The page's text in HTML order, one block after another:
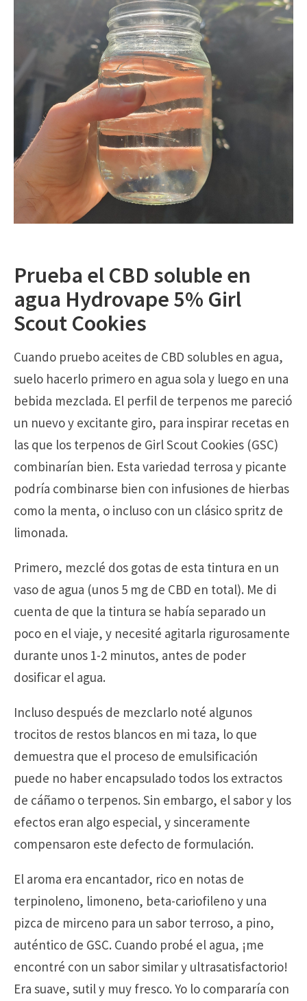
Prueba el CBD soluble en
agua Hydrovape 5% Girl
Scout Cookies
Cuando pruebo aceites de CBD solubles en agua,
suelo hacerlo primero en agua sola y luego en una
bebida mezclada. El perfil de terpenos me pareció
un nuevo y excitante giro, para inspirar recetas en
las que los terpenos de Girl Scout Cookies (GSC)
combinarían bien. Esta variedad terrosa y picante
podría combinarse bien con infusiones de hierbas
como la menta, o incluso con un clásico spritz de
limonada.
Primero, mezclé dos gotas de esta tintura en un
vaso de agua (unos 5 mg de CBD en total). Me di
cuenta de que la tintura se había separado un
poco en el viaje, y necesité agitarla rigurosamente
durante unos 1-2 minutos, antes de poder
dosificar el agua.
Incluso después de mezclarlo noté algunos
trocitos de restos blancos en mi taza, lo que
demuestra que el proceso de emulsificación
puede no haber encapsulado todos los extractos
de cáñamo o terpenos. Sin embargo, el sabor y los
efectos eran algo especial, y sinceramente
compensaron este defecto de formulación.
El aroma era encantador, rico en notas de
terpinoleno, limoneno, beta-cariofileno y una
pizca de mirceno para un sabor terroso, a pino,
auténtico de GSC. Cuando probé el agua, ¡me
encontré con un sabor similar y ultrasatisfactorio!
Era suave, sutil y muy fresco. Yo lo compararía con